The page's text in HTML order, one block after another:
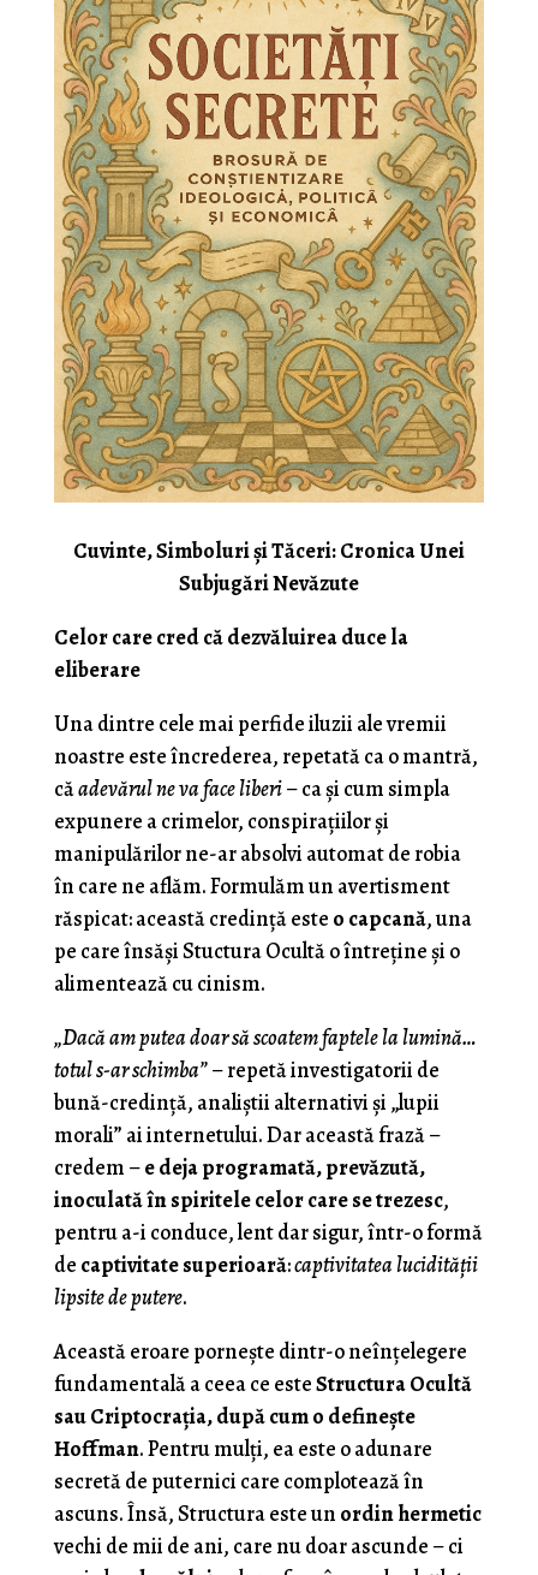
Cuvinte, Simboluri și Tăceri: Cronica Unei
Subjugări Nevăzute
Celor care cred că dezvăluirea duce la
eliberare
Una dintre cele mai perfide iluzii ale vremii
noastre este încrederea, repetată ca o mantră,
căadevărul ne va face liberi– ca și cum simpla
expunere a crimelor, conspirațiilor și
manipulărilor ne-ar absolvi automat de robia
în care ne aflăm. Formulăm un avertisment
răspicat: această credință este o capcană, una
pe care însăși Stuctura Ocultă o întreține și o
alimentează cu cinism.
„Dacă am putea doar să scoatem faptele la lumină…
totul s-ar schimba”– repetă investigatorii de
bună-credință, analiștii alternativi și „lupii
morali” ai internetului. Dar această frază –
credem –e deja programată, prevăzută,
inoculată în spiritele celor care se trezesc,
pentru a-i conduce, lent dar sigur, într-o formă
de captivitate superioară:captivitatea lucidității
lipsite de putere.
Această eroare pornește dintr-o neînțelegere
fundamentală a ceea ce esteStructura Ocultă
sau Criptocraţia, după cum o defineşte
Hoffman. Pentru mulți, ea este o adunare
secretă de puternici care complotează în
ascuns. Însă, Structura este un ordin hermetic
vechi de mii de ani, care nu doar ascunde – ci